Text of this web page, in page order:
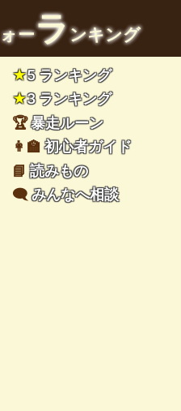
ォーランキング
★5 ランキング
★3 ランキング
🏆暴走ルーン
👩‍🏫初心者ガイド
📘読みもの
🗨️みんなへ相談